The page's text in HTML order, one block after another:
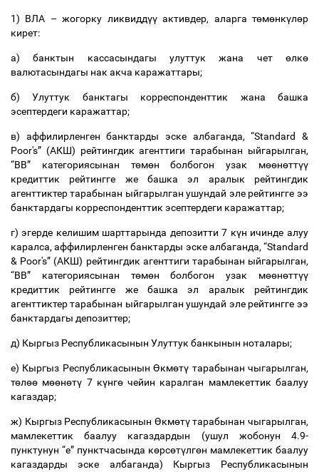
1) ВЛА – жогорку ликвиддүү активдер, аларга төмөнкүлөр
кирет:
а)банктын кассасындагы улуттук жана чет өлкө
валютасындагы нак акча каражаттары;
б)Улуттук банктагы корреспонденттик жана
башка
эсептердеги каражаттар;
в) аффилирленген банктарды эске албаганда, “Standard &
Poor's” (АКШ) рейтингдик агенттиги тарабынан ыйгарылган,
“BB” категориясынан төмөн болбогон узак мөөнөттүү
кредиттик
рейтингге же башка эл аралык
рейтингдик
агенттиктер тарабынан ыйгарылган ушундай эле рейтингге ээ
банктардагы корреспонденттик эсептердеги каражаттар;
г)эгерде келишим шарттарында депозитти 7 күн ичинде алуу
каралса,аффилирленген банктарды эске албаганда, “Standard
& Poor's” (АКШ) рейтингдик агенттиги тарабынан ыйгарылган,
“BB” категориясынан төмөн болбогон узак мөөнөттүү
кредиттик
рейтингге же башка эл аралык
рейтингдик
агенттиктер тарабынан ыйгарылган ушундай эле рейтингге ээ
банктардагы депозиттер;
д) Кыргыз Республикасынын Улуттук банкынын ноталары;
е) Кыргыз Республикасынын Өкмөтү тарабынан чыгарылган,
төлөө мөөнөтү 7 күнгө чейин каралган мамлекеттик баалуу
кагаздар;
ж) Кыргыз Республикасынын Өкмөтү тарабынан чыгарылган,
мамлекеттик
баалуу кагаздардын (ушул жобонун 4.9-
пунктунун “е” пунктчасында көрсөтүлгөн мамлекеттик баалуу
кагаздарды
эске албаганда) Кыргыз
Республикасынын